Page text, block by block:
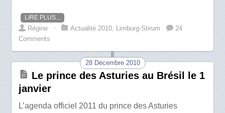
LIRE PLUS...
Régine ⋅ Actualité 2010 Limburg-Stirum
24
Comments
28 Décembre 2010
Le prince des Asturies au Brésil le 1
janvier
L’agenda officiel 2011 du prince des Asturies